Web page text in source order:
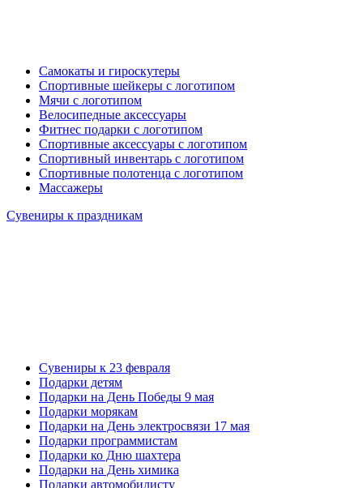
Самокаты и гироскутеры
Спортивные шейкеры с логотипом
Мячи с логотипом
Велосипедные аксессуары
Фитнес подарки с логотипом
Спортивные аксессуары с логотипом
Спортивный инвентарь с логотипом
Спортивные полотенца с логотипом
Массажеры
Сувениры к праздникам
Сувениры к 23 февраля
Подарки детям
Подарки на День Победы 9 мая
Подарки морякам
Подарки на День электросвязи 17 мая
Подарки программистам
Подарки ко Дню шахтера
Подарки на День химика
Подарки автомобилисту